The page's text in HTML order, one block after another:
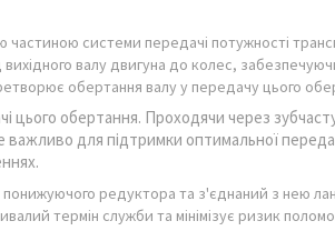
частиною системи передачі потужності
вихідного валу двигуна до колес,
обертання валу у передачу цього
цього обертання. Проходячи через
для підтримки оптимальної
понижуючого редуктора та з'єднаний з нею
термін служби та мінімізує ризик